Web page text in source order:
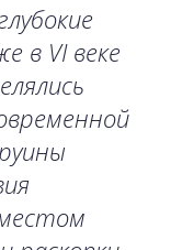
в VI веке